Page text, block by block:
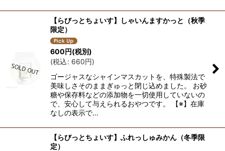
【らびっとちょいす】しゃいんますかっと（秋季
限定）
600円(税別)
(税込: 660円)
ゴージャスなシャインマスカットを、特殊製法で
美味しさそのままぎゅっと閉じ込めました。 お砂
糖や保存料などの添加物を一切使用していないの
で、安心して与えられるおやつです。 【※】在庫
なしの表示で…
【らびっとちょいす】ふれっしゅみかん（冬季限
定）